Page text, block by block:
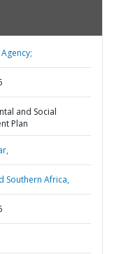
and Social
Plan
Southern Africa,